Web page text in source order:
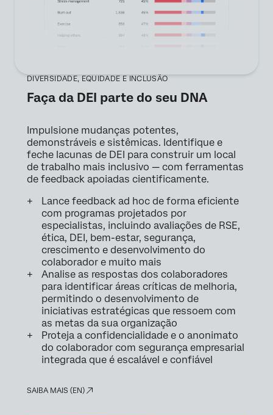
DIVERSIDADE, EQUIDADE E INCLUSÃO
Faça da DEI parte do seu DNA
Impulsione mudanças potentes,
demonstráveis e sistêmicas. Identifique e
feche lacunas de DEI para construir um local
de trabalho mais inclusivo — com ferramentas
de feedback apoiadas cientificamente.
Lance feedback ad hoc de forma eficiente
com programas projetados por
especialistas, incluindo avaliações de RSE,
ética, DEI, bem-estar, segurança,
crescimento e desenvolvimento do
colaborador e muito mais
Analise as respostas dos colaboradores
para identificar áreas críticas de melhoria,
permitindo o desenvolvimento de
iniciativas estratégicas que ressoem com
as metas da sua organização
Proteja a confidencialidade e o anonimato
do colaborador com segurança empresarial
integrada que é escalável e confiável
SAIBA MAIS (EN)